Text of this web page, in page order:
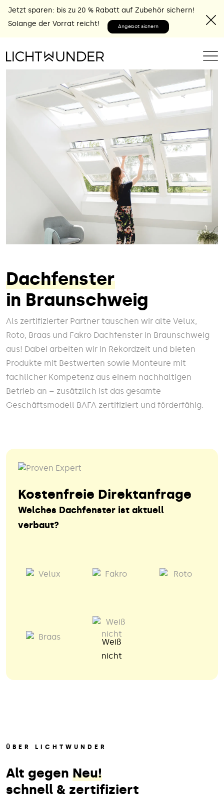
Jetzt sparen: bis zu 20 % Rabatt auf Zubehör sichern!
Solange der Vorrat reicht!
Angebot sichern
Dachfenster
in Braunschweig
Als zertifizierter Partner tauschen wir alte Velux,
Roto, Braas und Fakro Dachfenster in Braunschweig
aus! Dabei arbeiten wir in Rekordzeit und bieten
Produkte mit Bestwerten sowie Monteure mit
fachlicher Kompetenz aus einem nachhaltigen
Betrieb an – zusätzlich ist das gesamte
Geschäftsmodell BAFA zertifiziert und förderfähig.
Kostenfreie Direktanfrage
Welches Dachfenster ist aktuell
verbaut?
Weiß
nicht
ÜBER LICHTWUNDER
Alt gegen Neu!
schnell & zertifiziert